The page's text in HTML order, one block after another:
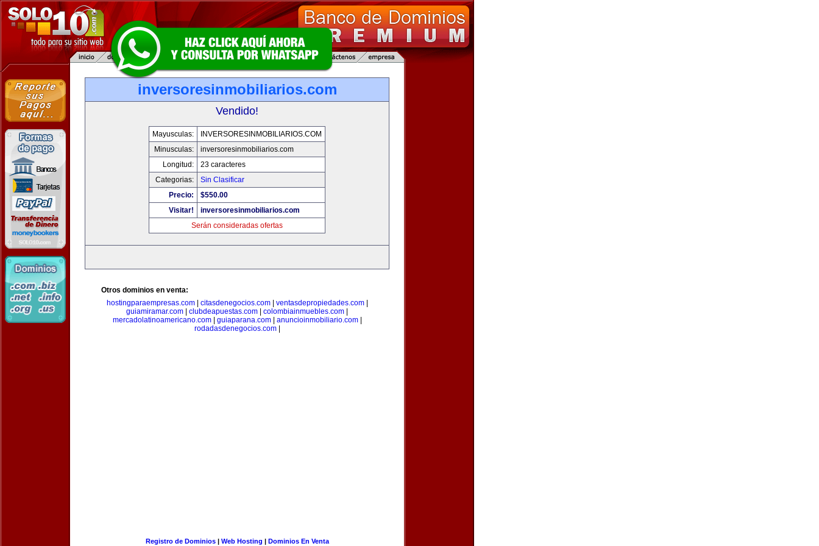
inversoresinmobiliarios.com
Vendido!
Mayusculas:
INVERSORESINMOBILIARIOS.COM
Minusculas:
inversoresinmobiliarios.com
Longitud:
23 caracteres
Categorias:
Sin Clasificar
Precio:
$550.00
Visitar!
inversoresinmobiliarios.com
Serán consideradas ofertas
Otros dominios en venta:
hostingparaempresas.com| citasdenegocios.com| ventasdepropiedades.com|
guiamiramar.com
clubdeapuestas.com colombiainmuebles.com
mercadolatinoamericano.com| guiaparana.com| anuncioinmobiliario.com|
rodadasdenegocios.com|
Registro de Dominios| Web Hosting | Dominios En Venta